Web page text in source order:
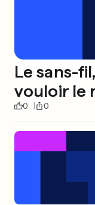
Le sans-
vouloir le
0 0